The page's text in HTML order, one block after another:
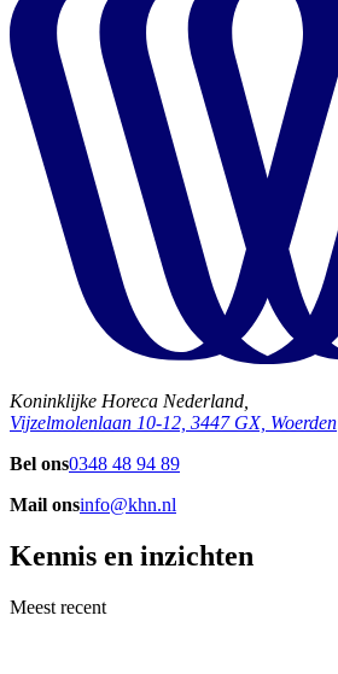
Koninklijke Horeca Nederland,
Vijzelmolenlaan 10-12, 3447 GX, Woerden
Bel ons0348 48 94 89
Mail onsinfo@khn.nl
Kennis en inzichten
Meest recent